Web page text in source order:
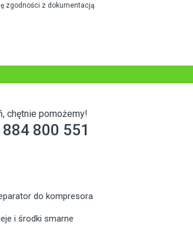
zgodności z dokumentacją
chętnie pomożemy!
884 800 551
do kompresora
i środki smarne